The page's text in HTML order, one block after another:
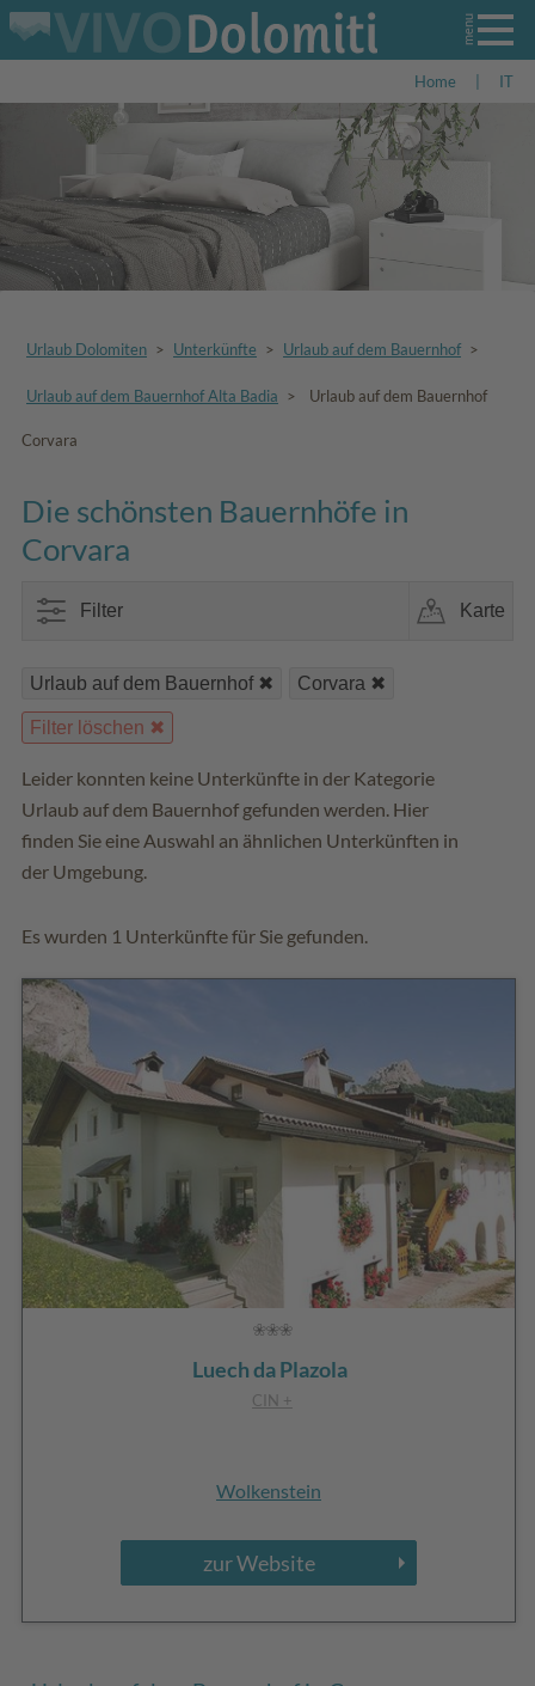
Home IT
Urlaub Dolomiten > Unterkünfte > Urlaub auf dem Bauernhof >
Urlaub auf dem Bauernhof Alta Badia > Urlaub auf dem Bauernhof
Corvara
Die schönsten Bauernhöfe in
Corvara
Filter Karte
Urlaub auf dem Bauernhof Corvara
Filter löschen
Leider konnten keine Unterkünfte in der Kategorie
Urlaub auf dem Bauernhof gefunden werden. Hier
finden Sie eine Auswahl an ähnlichen Unterkünften in
der Umgebung.
Es wurden 1 Unterkünfte für Sie gefunden.
Luech da Plazola
CIN +
Wolkenstein
zur Website